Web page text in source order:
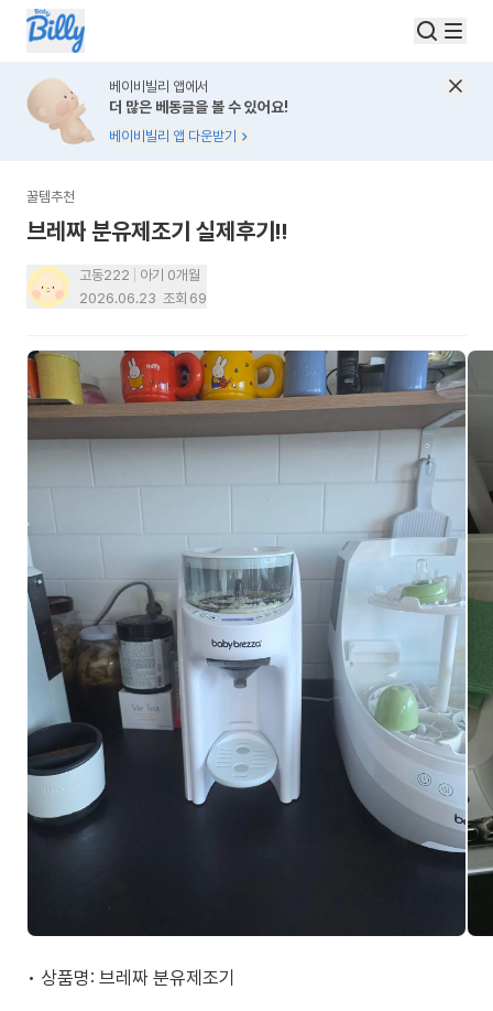
베이비빌리 앱에서
더 많은 베동글을 볼 수 있어요!
베이비빌리 앱 다운받기
꿀템추천
브레짜 분유제조기 실제후기!!
고동222
아기 0개월
2026.06.23 조회 69
• 상품명: 브레짜 분유제조기